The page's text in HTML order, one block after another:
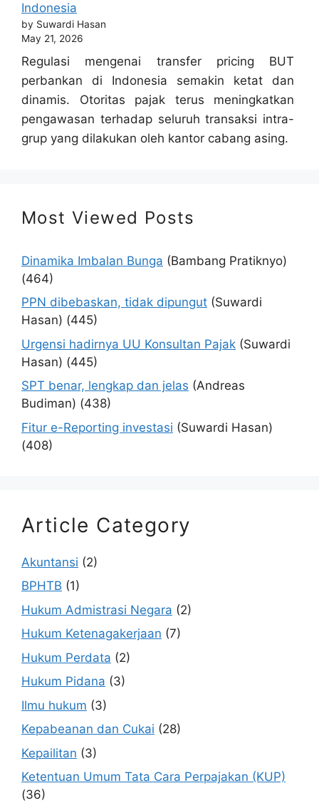
Indonesia
by Suwardi Hasan
May 21, 2026
Regulasi mengenai transfer pricing BUT
perbankan di Indonesia semakin ketat dan
dinamis. Otoritas pajak terus meningkatkan
pengawasan terhadap seluruh transaksi intra-
grup yang dilakukan oleh kantor cabang asing.
Most Viewed Posts
Dinamika Imbalan Bunga (Bambang Pratiknyo)
(464)
PPN dibebaskan, tidak dipungut (Suwardi
Hasan) (445)
Urgensi hadirnya UU Konsultan Pajak (Suwardi
Hasan) (445)
SPT benar, lengkap dan jelas (Andreas
Budiman) (438)
Fitur e-Reporting investasi (Suwardi Hasan)
(408)
Article Category
Akuntansi (2)
BPHTB (1)
Hukum Admistrasi Negara (2)
Hukum Ketenagakerjaan (7)
Hukum Perdata (2)
Hukum Pidana (3)
Ilmu hukum (3)
Kepabeanan dan Cukai (28)
Kepailitan (3)
Ketentuan Umum Tata Cara Perpajakan (KUP)
(36)